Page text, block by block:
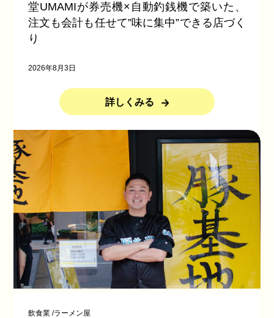
堂UMAMIが券売機×自動釣銭機で築いた、
注文も会計も任せて”味に集中”できる店づく
り
2026年8月3日
詳しくみる
飲食業/ラーメン屋